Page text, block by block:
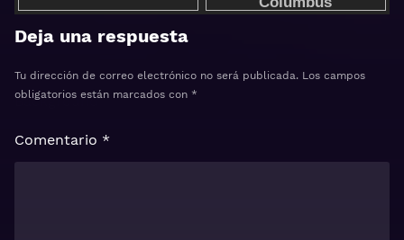
Deja una respuesta
Tu dirección de correo electrónico no será publicada. Los campos
obligatorios están marcados con *
Comentario *